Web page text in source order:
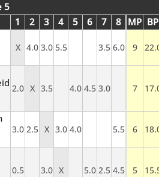
5
1 2 3 4 5 6 7 8 MP BP
X 4.0 3.0 5.5 3.5 6.0 9
2.0 X 3.5 4.0 4.5 3.0 7
3.0 2.5 X 3.0 4.0 5.5 6
0.5 3.0 X 5.0 2.5 4.5 5